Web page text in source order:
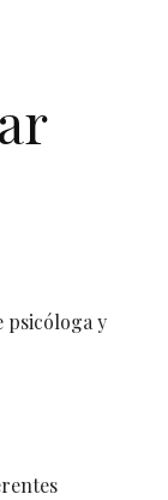
psicóloga y